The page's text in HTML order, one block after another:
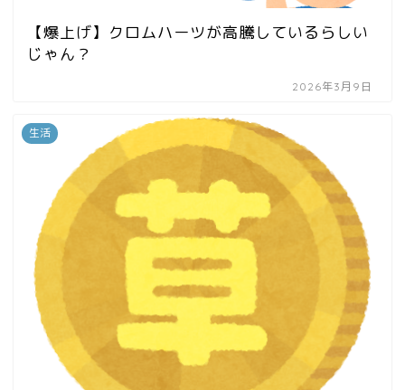
【爆上げ】クロムハーツが高騰しているらしい
じゃん？
2026年3月9日
生活